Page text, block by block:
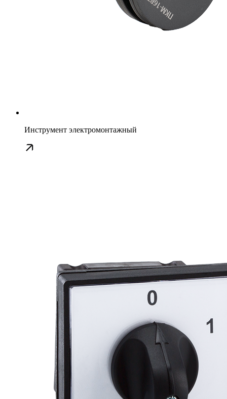
Инструмент электромонтажный